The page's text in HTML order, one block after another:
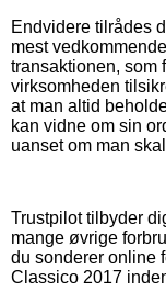
Endvidere tilrådes
mest
transaktionen, som
virksomheden
at man altid
kan vidne om sin
uanset om man
Trustpilot tilbyder
mange øvrige
du sonderer online
Classico 2017